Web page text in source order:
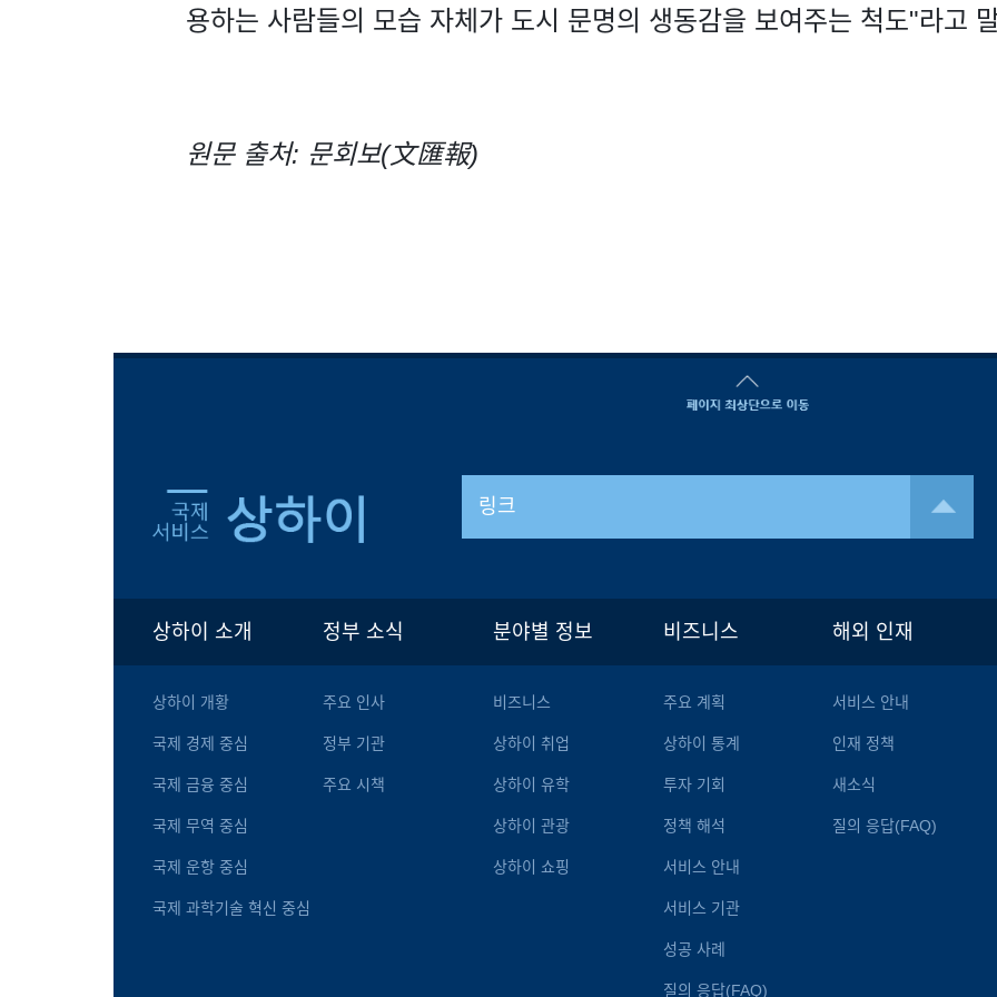
용하는 사람들의 모습 자체가 도시 문명의 생동감을 보여주는 척도"라고
원문 출처: 문회보(文匯報)
링크
상하이 소개
상하이 개황
국제 경제 중심
국제 금융 중심
국제 무역 중심
국제 운항 중심
국제 과학기술 혁신 중심
정부 소식
주요 인사
정부 기관
주요 시책
분야별 정보
비즈니스
상하이 취업
상하이 유학
상하이 관광
상하이 쇼핑
비즈니스
주요 계획
상하이 통계
투자 기회
정책 해석
서비스 안내
서비스 기관
성공 사례
질의 응답(FAQ)
해외 인재
서비스 안내
인재 정책
새소식
질의 응답(FAQ)